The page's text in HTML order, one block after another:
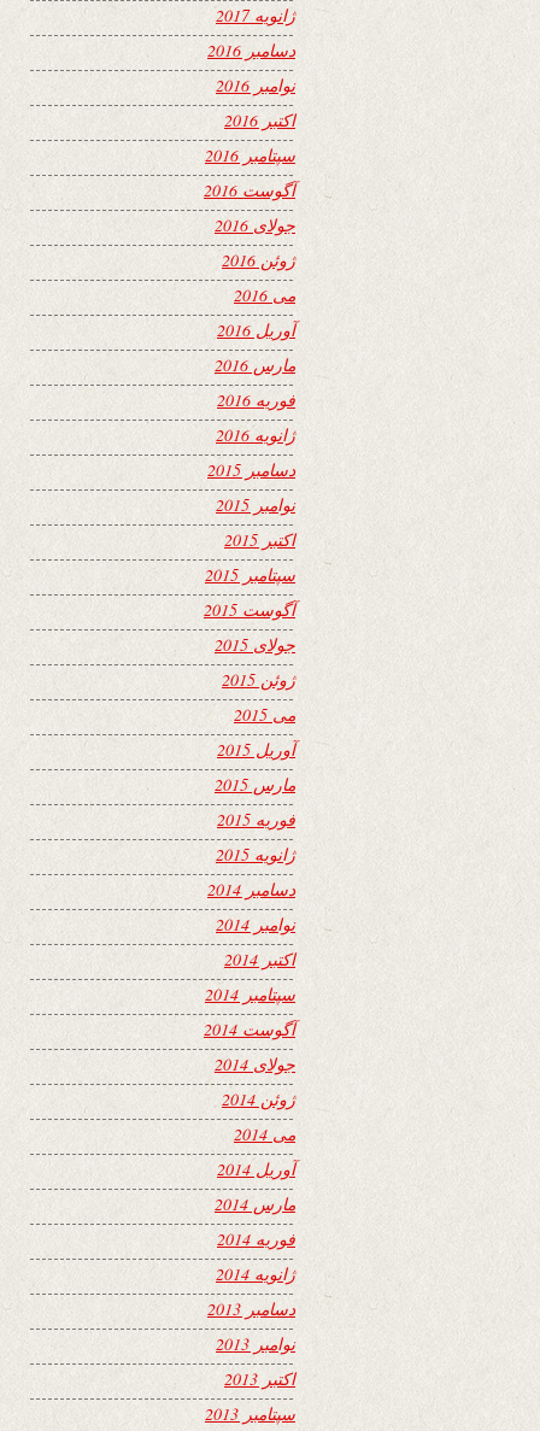
ژانویه 2017
دسامبر 2016
نوامبر 2016
اکتبر 2016
سپتامبر 2016
آگوست 2016
جولای 2016
ژوئن 2016
می 2016
آوریل 2016
مارس 2016
فوریه 2016
ژانویه 2016
دسامبر 2015
نوامبر 2015
اکتبر 2015
سپتامبر 2015
آگوست 2015
جولای 2015
ژوئن 2015
می 2015
آوریل 2015
مارس 2015
فوریه 2015
ژانویه 2015
دسامبر 2014
نوامبر 2014
اکتبر 2014
سپتامبر 2014
آگوست 2014
جولای 2014
ژوئن 2014
می 2014
آوریل 2014
مارس 2014
فوریه 2014
ژانویه 2014
دسامبر 2013
نوامبر 2013
اکتبر 2013
سپتامبر 2013